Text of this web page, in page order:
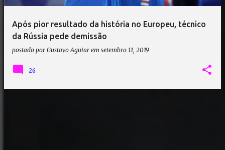
Após pior resultado da história no Europeu, técnico
da Rússia pede demissão
postado por Gustavo Aguiar em setembro 11, 2019
26